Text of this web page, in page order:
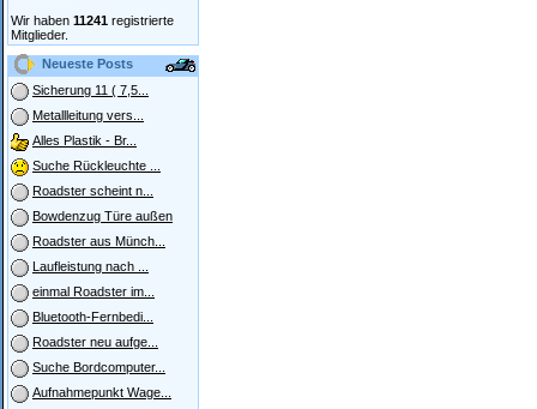
Wir haben 11241 registrierte
Mitglieder.
Neueste Posts
Sicherung 11 ( 7,5...
Metallleitung vers...
Alles Plastik - Br...
Suche Rückleuchte ...
Roadster scheint n...
Bowdenzug Türe außen
Roadster aus Münch...
Laufleistung nach ...
einmal Roadster im...
Bluetooth-Fernbedi...
Roadster neu aufge...
Suche Bordcomputer...
Aufnahmepunkt Wage...